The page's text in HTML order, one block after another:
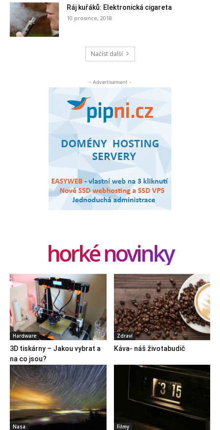
Ráj kuřáků: Elektronická cigareta
10 prosince, 2018
Načíst další
- Advertisement -
horké novinky
Hardware
3D tiskárny – Jakou vybrat a
na co jsou?
Zdraví
Káva- náš životabudič
Nasa Filmy